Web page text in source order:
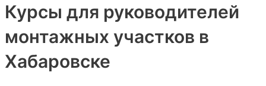
Курсы для руководителей
монтажных участков в
Хабаровске